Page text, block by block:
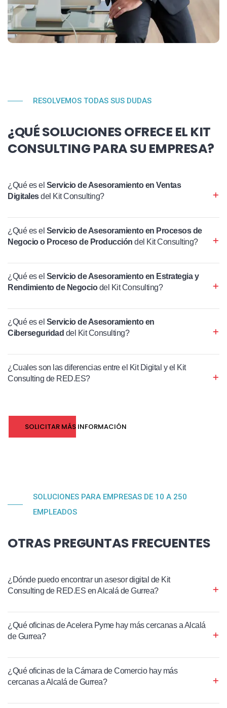
RESOLVEMOS TODAS SUS DUDAS
¿QUÉ SOLUCIONES OFRECE EL KIT
CONSULTING PARA SU EMPRESA?
¿Qué es el Servicio de Asesoramiento en Ventas
Digitalesdel Kit Consulting?
¿Qué es el Servicio de Asesoramiento en Procesos de
Negocio o Proceso de Producción del Kit Consulting?
¿Qué es el Servicio de Asesoramiento en Estrategia y
Rendimiento de Negociodel Kit Consulting?
¿Qué es el Servicio de Asesoramiento en
Ciberseguridad del Kit Consulting?
¿Cuales son las diferencias entre el Kit Digital y el Kit
Consulting de RED.ES?
SOLICITAR MÁS INFORMACIÓN
SOLUCIONES PARA EMPRESAS DE 10 A 250
EMPLEADOS
OTRAS PREGUNTAS FRECUENTES
¿Dónde puedo encontrar un asesor digital de Kit
Consulting de RED.ES en Alcalá de Gurrea?
¿Qué oficinas de Acelera Pyme hay más cercanas a Alcalá
de Gurrea?
¿Qué oficinas de la Cámara de Comercio hay más
cercanas a Alcalá de Gurrea?